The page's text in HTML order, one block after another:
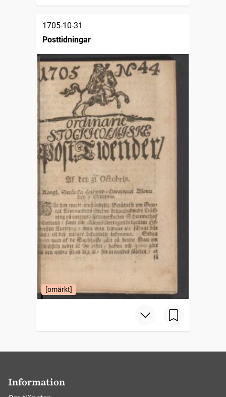
1705-10-31
Posttidningar
[omärkt]
Information